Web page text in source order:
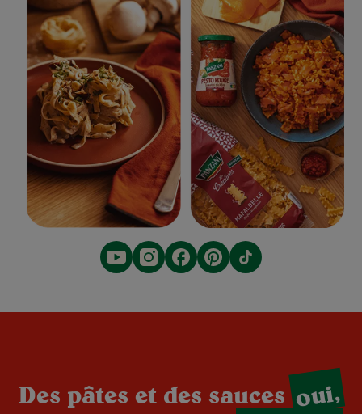
Des pâtes et des saucesoui,